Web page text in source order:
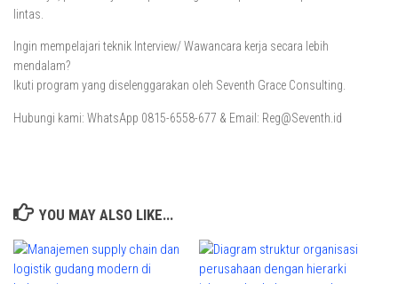
lintas.
Ingin mempelajari teknik Interview/ Wawancara kerja secara lebih
mendalam?
Ikuti program yang diselenggarakan oleh Seventh Grace Consulting.
Hubungi kami: WhatsApp 0815-6558-677 & Email: Reg@Seventh.id
YOU MAY ALSO LIKE...